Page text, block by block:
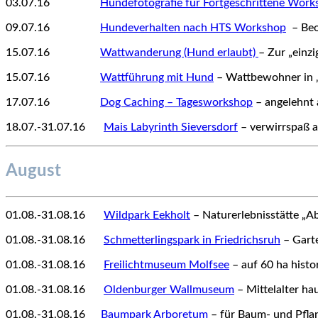
03.07.16 Hundefotografie für Fortgeschrittene
09.07.16 Hundeverhalten nach HTS Workshop –
15.07.16 Wattwanderung (Hund erlaubt) – Zur
15.07.16 Wattführung mit Hund – Wattbewohner in
17.07.16 Dog Caching – Tagesworkshop – angelehnt
18.07.-31.07.16 Mais Labyrinth Sieversdorf – verwirrspaß
August
01.08.-31.08.16 Wildpark Eekholt – Naturerlebnisstätte
01.08.-31.08.16 Schmetterlingspark in Friedrichsruh –
01.08.-31.08.16 Freilichtmuseum Molfsee – auf 60 ha
01.08.-31.08.16 Oldenburger Wallmuseum – Mittelalter
01.08.-31.08.16 Baumpark Arboretum – für Baum- und